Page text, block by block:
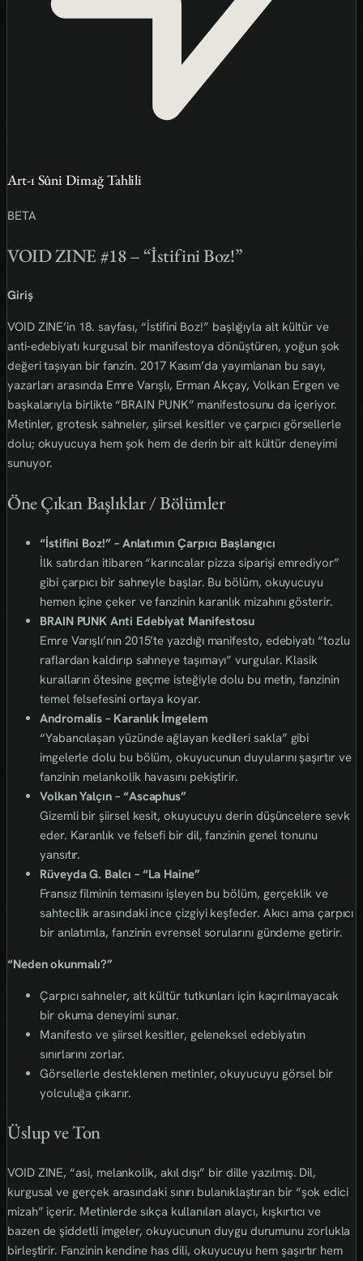
Art-ı Sûni Dimağ Tahlili
BETA
VOID ZINE #18 – “İstifini Boz!”
Giriş
VOID ZINE’in 18. sayfası, “İstifini Boz!” başlığıyla alt kültür ve
anti‑edebiyatı kurgusal bir manifestoya dönüştüren, yoğun şok
değeri taşıyan bir fanzin. 2017 Kasım’da yayımlanan bu sayı,
yazarları arasında Emre Varışlı, Erman Akçay, Volkan Ergen ve
başkalarıyla birlikte “BRAIN PUNK” manifestosunu da içeriyor.
Metinler, grotesk sahneler, şiirsel kesitler ve çarpıcı görsellerle
dolu; okuyucuya hem şok hem de derin bir alt kültür deneyimi
sunuyor.
Öne Çıkan Başlıklar / Bölümler
“İstifini Boz!” – Anlatımın Çarpıcı Başlangıcı
İlk satırdan itibaren “karıncalar pizza siparişi emrediyor”
gibi çarpıcı bir sahneyle başlar. Bu bölüm, okuyucuyu
hemen içine çeker ve fanzinin karanlık mizahını gösterir.
BRAIN PUNK Anti Edebiyat Manifestosu
Emre Varışlı’nın 2015’te yazdığı manifesto, edebiyatı “tozlu
raflardan kaldırıp sahneye taşımayı” vurgular. Klasik
kuralların ötesine geçme isteğiyle dolu bu metin, fanzinin
temel felsefesini ortaya koyar.
Andromalis – Karanlık İmgelem
“Yabancılaşan yüzünde ağlayan kedileri sakla” gibi
imgelerle dolu bu bölüm, okuyucunun duyularını şaşırtır ve
fanzinin melankolik havasını pekiştirir.
Volkan Yalçın – “Ascaphus”
Gizemli bir şiirsel kesit, okuyucuyu derin düşüncelere sevk
eder. Karanlık ve felsefi bir dil, fanzinin genel tonunu
yansıtır.
Rüveyda G. Balcı – “La Haine”
Fransız filminin temasını işleyen bu bölüm, gerçeklik ve
sahtecilik arasındaki ince çizgiyi keşfeder. Akıcı ama çarpıcı
bir anlatımla, fanzinin evrensel sorularını gündeme getirir.
“Neden okunmalı?”
Çarpıcı sahneler, alt kültür tutkunları için kaçırılmayacak
bir okuma deneyimi sunar.
Manifesto ve şiirsel kesitler, geleneksel edebiyatın
sınırlarını zorlar.
Görsellerle desteklenen metinler, okuyucuyu görsel bir
yolculuğa çıkarır.
Üslup ve Ton
VOID ZINE, “asi, melankolik, akıl dışı” bir dille yazılmış. Dil,
kurgusal ve gerçek arasındaki sınırı bulanıklaştıran bir “şok edici
mizah” içerir. Metinlerde sıkça kullanılan alaycı, kışkırtıcı ve
bazen de şiddetli imgeler, okuyucunun duygu durumunu zorlukla
birleştirir. Fanzinin kendine has dili, okuyucuyu hem şaşırtır hem